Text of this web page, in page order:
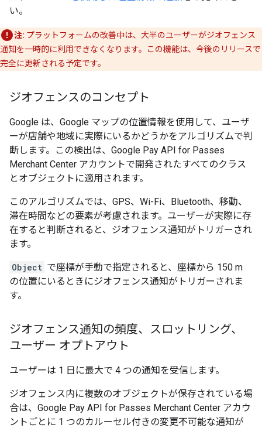
い。
注: プラットフォームの改善中は、大半のユーザーがジオフェンス
通知を一時的に利用できなくなります。この機能は、今後のリリースで
完全に更新される予定です。
ジオフェンスのコンセプト
Google は、Google マップの位置情報を使用して、ユーザ
ーが店舗や地域に実際にいるかどうかをアルゴリズムで判
断します。この検出は、Google Pay API for Passes
Merchant Center アカウントで開発されたすべてのクラス
とオブジェクトに適用されます。
このアルゴリズムでは、GPS、Wi-Fi、Bluetooth、移動、
滞在時間などの要素が考慮されます。ユーザーが実際に存
在すると判断されると、ジオフェンス通知がトリガーされ
ます。
Object で座標が手動で指定されると、座標から 150 m
の位置にいるときにジオフェンス通知がトリガーされま
す。
ジオフェンス通知の頻度、スロットリング、
ユーザー オプトアウト
ユーザーは 1 日に最大で 4 つの通知を受信します。
ジオフェンス内に複数のオブジェクトが保存されている場
合は、Google Pay API for Passes Merchant Center アカウ
ントごとに 1 つのカルーセル付きの変更不可能な通知が